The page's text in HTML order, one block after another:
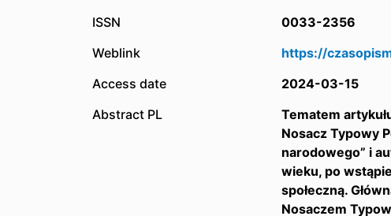
ISSN
0033-2356
Weblink
https://
Access date
2024-03-15
Abstract PL
Tematem
Nosacz Typowy
narodowego” i
wieku, po
społeczną.
Nosaczem